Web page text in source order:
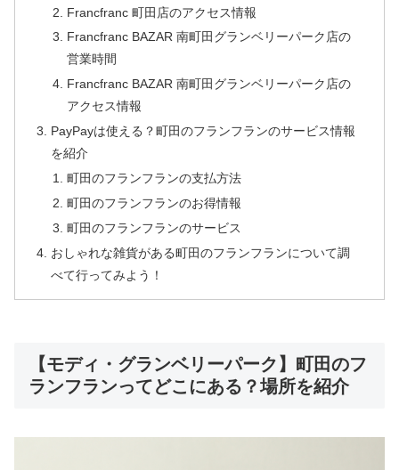
Francfranc 町田店のアクセス情報
Francfranc BAZAR 南町田グランベリーパーク店の
営業時間
Francfranc BAZAR 南町田グランベリーパーク店の
アクセス情報
PayPayは使える？町田のフランフランのサービス情報
を紹介
町田のフランフランの支払方法
町田のフランフランのお得情報
町田のフランフランのサービス
おしゃれな雑貨がある町田のフランフランについて調
べて行ってみよう！
【モディ・グランベリーパーク】町田のフ
ランフランってどこにある？場所を紹介